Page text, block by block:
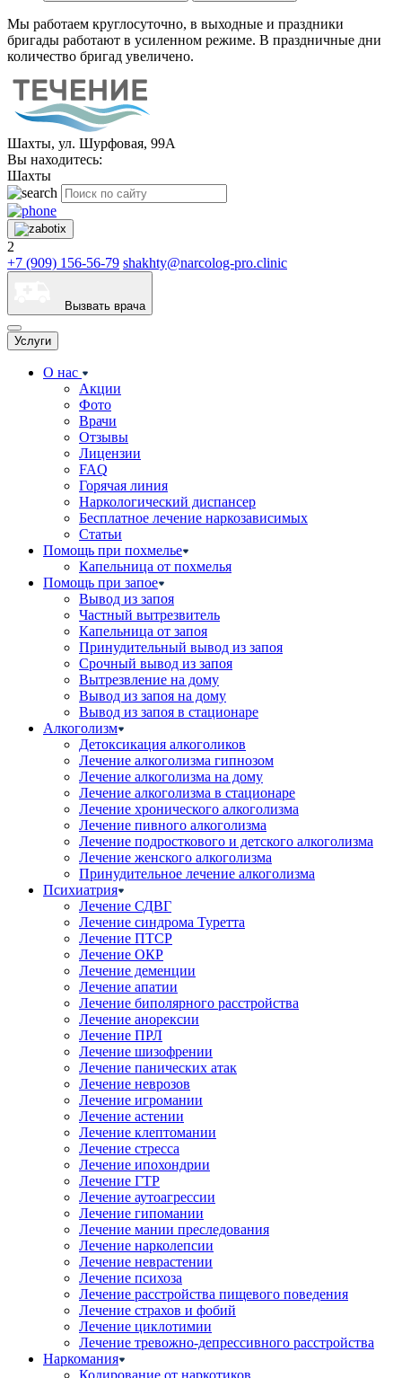
Мы работаем круглосуточно, в выходные и праздники
бригады работают в усиленном режиме. В праздничные дни
количество бригад увеличено.
Шахты, ул. Шурфовая, 99А
Вы находитесь:
Шахты
2
+7 (909) 156-56-79 shakhty@narcolog-pro.clinic
Вызвать врача
Услуги
О нас
Акции
Фото
Врачи
Отзывы
Лицензии
FAQ
Горячая линия
Наркологический диспансер
Бесплатное лечение наркозависимых
Статьи
Помощь при похмелье
Капельница от похмелья
Помощь при запое
Вывод из запоя
Частный вытрезвитель
Капельница от запоя
Принудительный вывод из запоя
Срочный вывод из запоя
Вытрезвление на дому
Вывод из запоя на дому
Вывод из запоя в стационаре
Алкоголизм
Детоксикация алкоголиков
Лечение алкоголизма гипнозом
Лечение алкоголизма на дому
Лечение алкоголизма в стационаре
Лечение хронического алкоголизма
Лечение пивного алкоголизма
Лечение подросткового и детского алкоголизма
Лечение женского алкоголизма
Принудительное лечение алкоголизма
Психиатрия
Лечение СДВГ
Лечение синдрома Туретта
Лечение ПТСР
Лечение ОКР
Лечение деменции
Лечение апатии
Лечение биполярного расстройства
Лечение анорексии
Лечение ПРЛ
Лечение шизофрении
Лечение панических атак
Лечение неврозов
Лечение игромании
Лечение астении
Лечение клептомании
Лечение стресса
Лечение ипохондрии
Лечение ГТР
Лечение аутоагрессии
Лечение гипомании
Лечение мании преследования
Лечение нарколепсии
Лечение неврастении
Лечение психоза
Лечение расстройства пищевого поведения
Лечение страхов и фобий
Лечение циклотимии
Лечение тревожно-депрессивного расстройства
Наркомания
Кодирование от наркотиков